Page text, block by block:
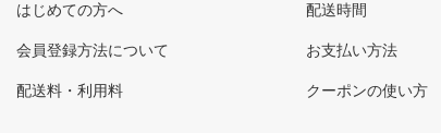
はじめての方へ
会員登録方法について
配送料・利用料
配送時間
お支払い方法
クーポンの使い方